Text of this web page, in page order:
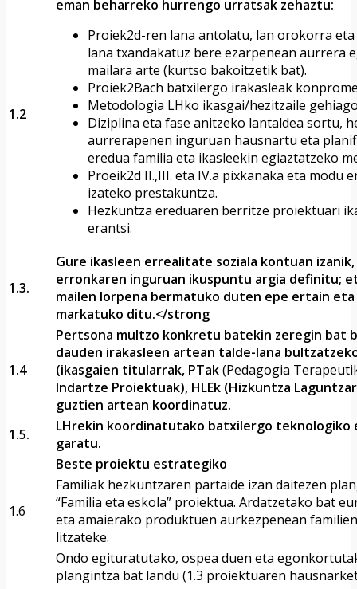
1.2
eman beharreko hurrengo urratsak zehaztu:
Proiek2d-ren lana antolatu, lan orokorra
lana txandakatuz bere ezarpenean aurrera
mailara arte (kurtso bakoitzetik bat).
Proiek2Bach batxilergo irakasleak
Metodologia LHko ikasgai/hezitzaile
Diziplina eta fase anitzeko lantaldea sortu,
aurrerapenen inguruan hausnartu eta
eredua familia eta ikasleekin egiaztatzeko
Proeik2d II.,III. eta IV.a pixkanaka eta modu
izateko prestakuntza.
Hezkuntza ereduaren berritze proiektuari
erantsi.
1.3.
Gure ikasleen errealitate soziala kontuan
erronkaren inguruan ikuspuntu argia definitu;
mailen lorpena bermatuko duten epe ertain
markatuko ditu.</strong
1.4
Pertsona multzo konkretu batekin zeregin bat
dauden irakasleen artean talde-lana
(ikasgaien titularrak, PTak(Pedagogia
Indartze Proiektuak), HLEk (Hizkuntza
guztien artean koordinatuz.
1.5.
LHrekin koordinatutako batxilergo teknologiko
garatu.
Beste proiektu estrategiko
1.6
Familiak hezkuntzaren partaide izan daitezen
“Familia eta eskola” proiektua. Ardatzetako bat
eta amaierako produktuen aurkezpenean
litzateke.
Ondo egituratutako, ospea duen eta
plangintza bat landu (1.3 proiektuaren